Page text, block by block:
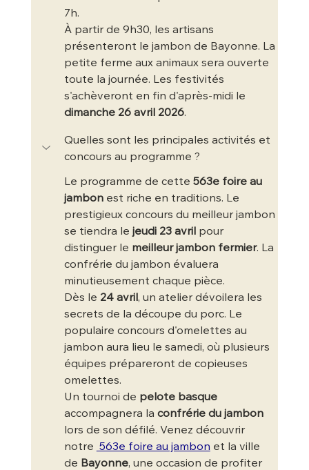
7h.
À partir de 9h30, les artisans
présenteront le jambon de Bayonne. La
petite ferme aux animaux sera ouverte
toute la journée. Les festivités
s'achèveront en fin d'après-midi le
dimanche 26 avril 2026.
Quelles sont les principales activités et
concours au programme ?
Le programme de cette 563e foire au
jambon est riche en traditions. Le
prestigieux concours du meilleur jambon
se tiendra le jeudi 23 avril pour
distinguer le meilleur jambon fermier. La
confrérie du jambon évaluera
minutieusement chaque pièce.
Dès le 24 avril , un atelier dévoilera les
secrets de la découpe du porc. Le
populaire concours d'omelettes au
jambon aura lieu le samedi, où plusieurs
équipes prépareront de copieuses
omelettes.
Un tournoi de pelote basque
accompagnera la confrérie du jambon
lors de son défilé. Venez découvrir
notre 563e foire au jambon et la ville
de Bayonne, une occasion de profiter